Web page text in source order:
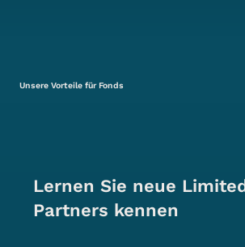
Unsere Vorteile für Fonds
Lernen Sie neue
Partners kennen